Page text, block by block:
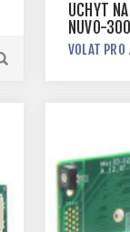
ÚCHYT
NUVO-
VOLAT